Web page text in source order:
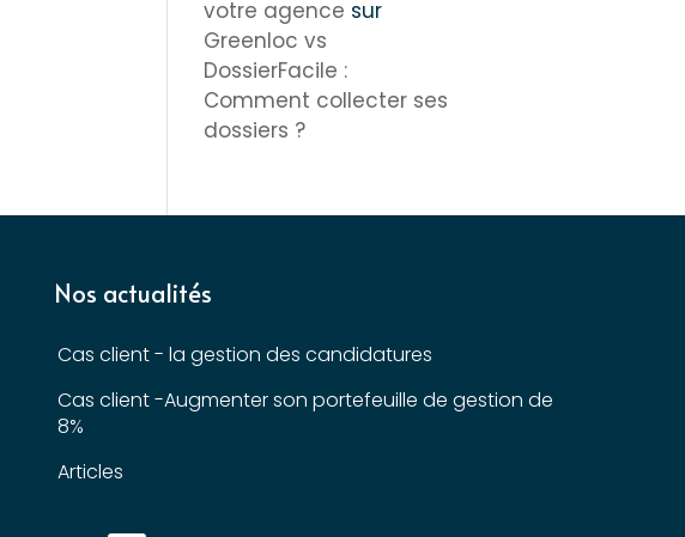
votre agence sur
Greenloc vs
DossierFacile :
Comment collecter ses
dossiers ?
Nos actualités
Cas client - la gestion des candidatures
Cas client -Augmenter son portefeuille de gestion de
8%
Articles